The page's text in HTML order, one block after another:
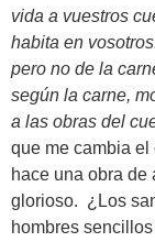
vida a vuestros
habita en
pero no de la
según la carne,
a las obras del
que me cambia el
hace una obra de
glorioso. ¿Los
hombres